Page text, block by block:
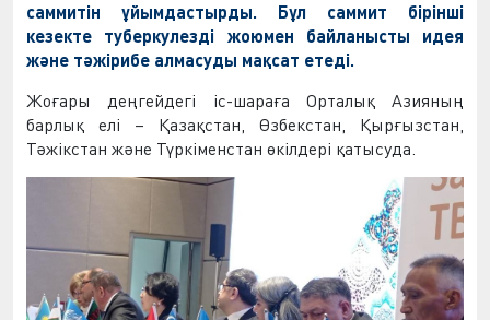
саммитін ұйымдастырды. Бұл саммит бірінші
кезекте туберкулезді жоюмен байланысты идея
және тәжірибе алмасуды мақсат етеді.
Жоғары деңгейдегі іс-шараға Орталық Азияның
барлық елі – Қазақстан, Өзбекстан, Қырғызстан,
Тәжікстан және Түркіменстан өкілдері қатысуда.